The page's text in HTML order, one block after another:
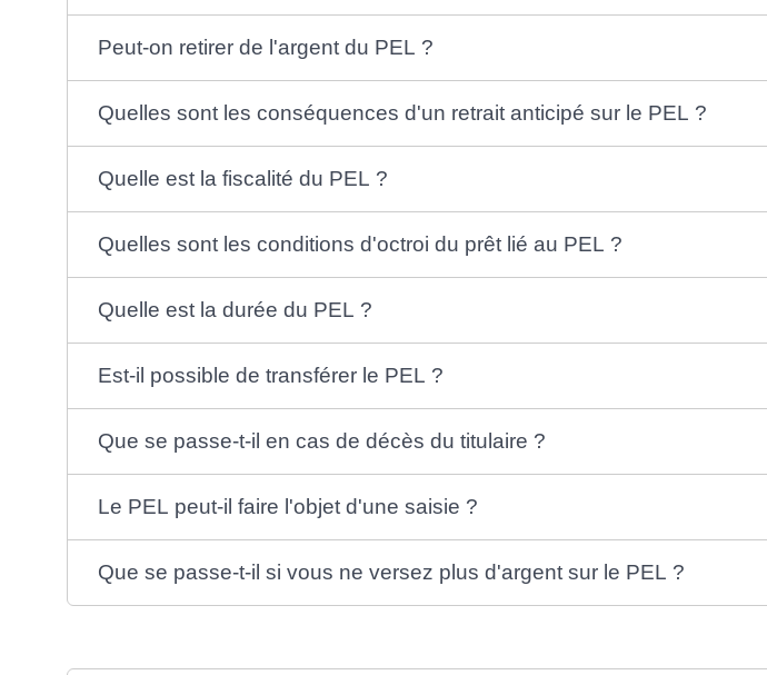
Peut-on retirer de l'argent du PEL ?
Quelles sont les conséquences d'un retrait anticipé sur le PEL ?
Quelle est la fiscalité du PEL ?
Quelles sont les conditions d'octroi du prêt lié au PEL ?
Quelle est la durée du PEL ?
Est-il possible de transférer le PEL ?
Que se passe-t-il en cas de décès du titulaire ?
Le PEL peut-il faire l'objet d'une saisie ?
Que se passe-t-il si vous ne versez plus d'argent sur le PEL ?